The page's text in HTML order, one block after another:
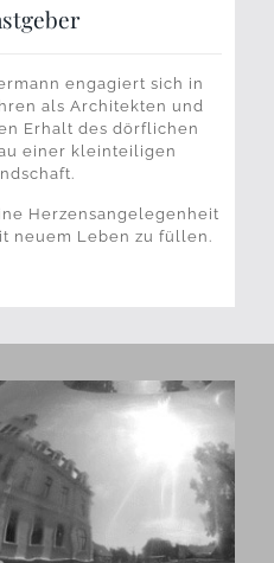
engagiert sich in
als Architekten und
Erhalt des dörflichen
einer kleinteiligen
Herzensangelegenheit
neuem Leben zu füllen.